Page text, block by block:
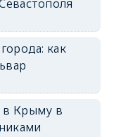
как
в Крыму в